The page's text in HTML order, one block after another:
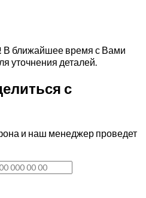
В ближайшее время с Вами
уточнения деталей.
с
и наш менеджер проведет